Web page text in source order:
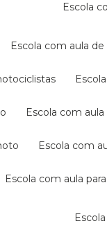
escola
escola com aula
escola com
escola com
escola com aula